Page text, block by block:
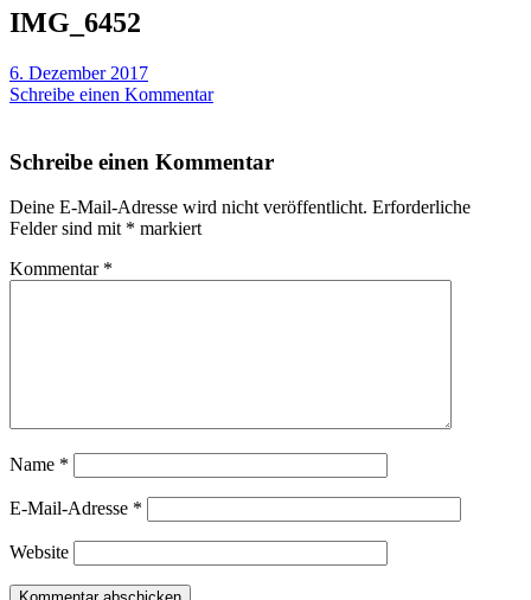
IMG_6452
6. Dezember 2017
Schreibe einen Kommentar
Schreibe einen Kommentar
Deine E-Mail-Adresse wird nicht veröffentlicht. Erforderliche
Felder sind mit * markiert
Kommentar *
Name *
E-Mail-Adresse *
Website